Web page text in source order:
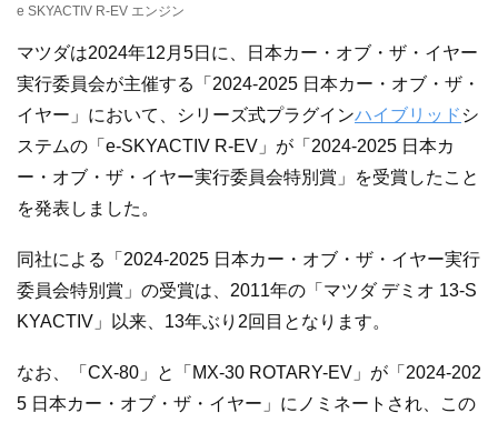
e SKYACTIV R-EV エンジン
マツダは2024年12月5日に、日本カー・オブ・ザ・イヤー
実行委員会が主催する「2024-2025 日本カー・オブ・ザ・
イヤー」において、シリーズ式プラグインハイブリッド シ
ステムの「e-SKYACTIV R-EV」が「2024-2025 日本カ
ー・オブ・ザ・イヤー実行委員会特別賞」を受賞したこと
を発表しました。
同社による「2024-2025 日本カー・オブ・ザ・イヤー実行
委員会特別賞」の受賞は、2011年の「マツダ デミオ 13-S
KYACTIV」以来、13年ぶり2回目となります。
なお、「CX-80」と「MX-30 ROTARY-EV」が「2024-202
5 日本カー・オブ・ザ・イヤー」にノミネートされ、この